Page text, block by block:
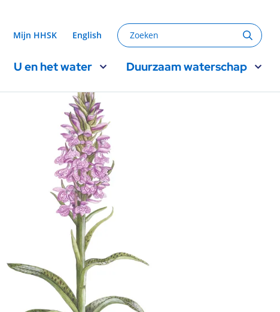
Mijn HHSK English Zoeken
U en het water Duurzaam waterschap